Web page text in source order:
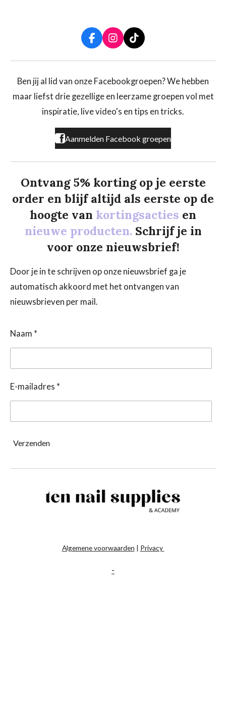
F
a
c
b
o
k
I
n
s
a
r
a
T
i
k
o
Ben jij al lid van onze Facebookgroepen? We hebben
maar liefst drie gezellige en leerzame groepen vol met
inspiratie, live video's en tips en tricks.
Aanmelden Facebook groepen
Ontvang 5% korting op je eerste
order en blijf altijd als eerste op de
hoogte van kortingsacties en
nieuwe producten. Schrijf je in
voor onze nieuwsbrief!
Door je in te schrijven op onze nieuwsbrief ga je
automatisch akkoord met het ontvangen van
nieuwsbrieven per mail.
Naam *
E-mailadres *
Verzenden
Algemene voorwaarden | Privacy
-